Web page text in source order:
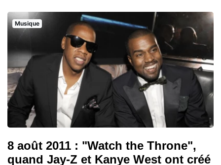
Musique
8 août 2011 : "Watch the Throne",
quand Jay-Z et Kanye West ont créé